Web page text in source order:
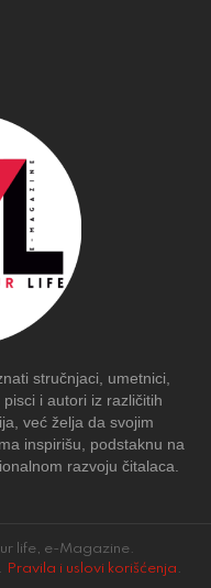
stručnjaci, umetnici,
i autori iz različitih
već želja da svojim
inspirišu, podstaknu na
razvoju čitalaca.
life, e-Magazine.
. Pravila i uslovi korišćenja .